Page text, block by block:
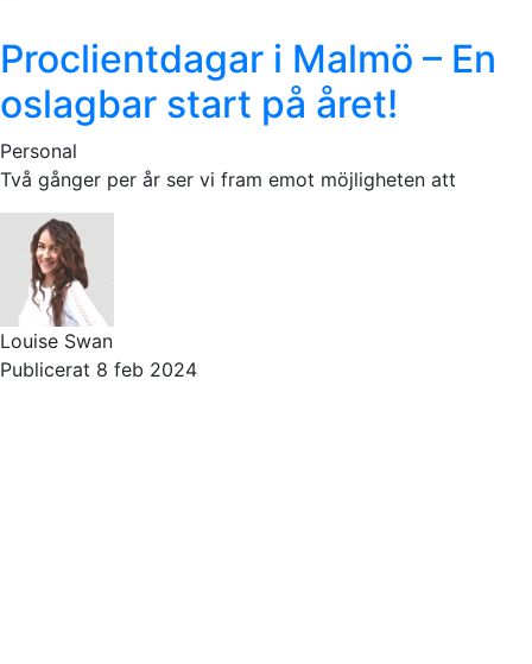
Proclientdagar i Malmö – En
oslagbar start på året!
Personal
Två gånger per år ser vi fram emot möjligheten att
Louise Swan
Publicerat 8 feb 2024